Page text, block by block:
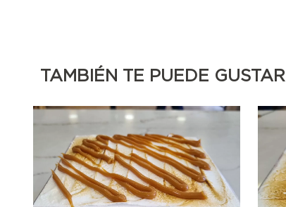
TAMBIÉN TE PUEDE GUSTAR